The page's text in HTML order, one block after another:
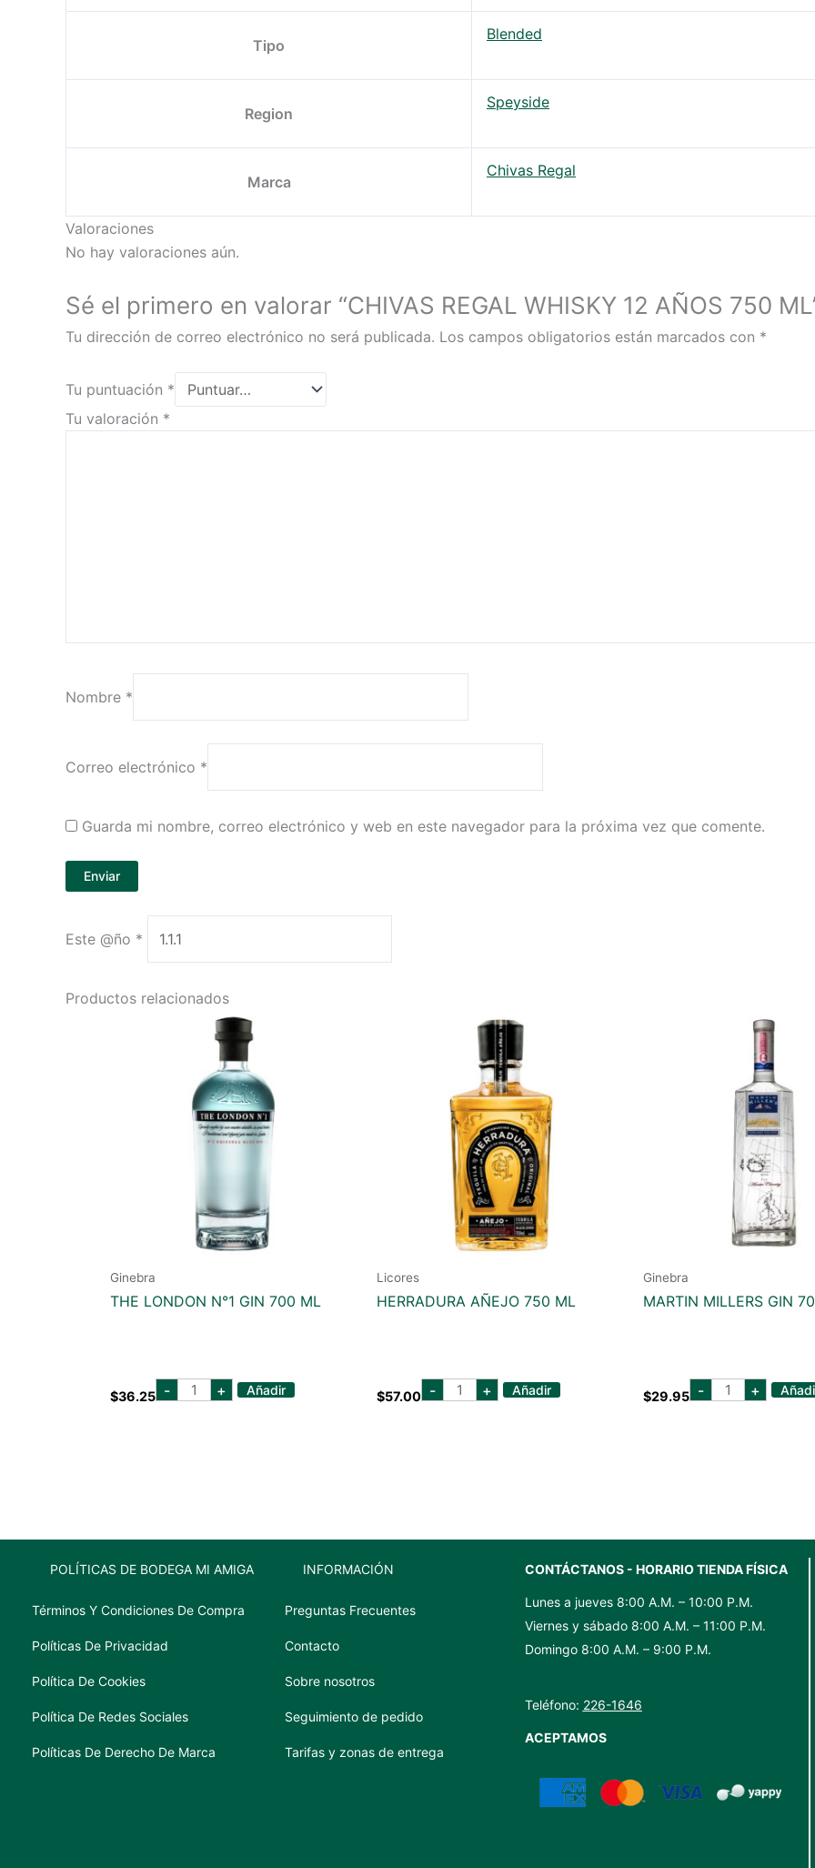
Tipo
Blended
Region
Speyside
Marca
Chivas Regal
Valoraciones
No hay valoraciones aún.
Sé el primero en valorar “CHIVAS REGAL WHISKY 12 AÑOS 750
Tu dirección de correo electrónico no será publicada. Los campos obligatorios están marcados con *
Tu puntuación *
Tu valoración *
Nombre *
Correo electrónico *
Guarda mi nombre, correo electrónico y web en este navegador para la próxima vez que comente.
Este @ño *
Productos relacionados
Ginebra
THE LONDON N°1 GIN 700 ML
$36.25 - the
london
+ Añadir
Licores
HERRADURA AÑEJO 750 ML
$57.00 - herradura
añejo
+ Añadir
Ginebra
MARTIN MILLERS GIN
$29.95 - martin
millers
+
POLÍTICAS DE BODEGA MI AMIGA
Términos Y Condiciones De Compra
Políticas De Privacidad
Política De Cookies
Política De Redes Sociales
Políticas De Derecho De Marca
INFORMACIÓN
Preguntas Frecuentes
Contacto
Sobre nosotros
Seguimiento de pedido
Tarifas y zonas de entrega
CONTÁCTANOS - HORARIO TIENDA FÍSICA
Lunes a jueves 8:00 A.M. – 10:00 P.M.
Viernes y sábado 8:00 A.M. – 11:00 P.M.
Domingo 8:00 A.M. – 9:00 P.M.
Teléfono: 226-1646
ACEPTAMOS